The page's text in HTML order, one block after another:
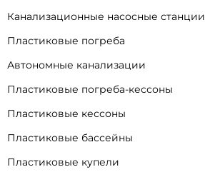
Канализационные насосные станции
Пластиковые погреба
Автономные канализации
Пластиковые погреба-кессоны
Пластиковые кессоны
Пластиковые бассейны
Пластиковые купели